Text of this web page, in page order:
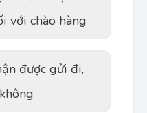
với chào hàng
được gửi đi,